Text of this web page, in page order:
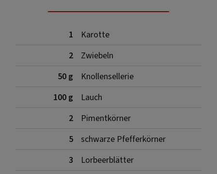
1
Karotte
2
Zwiebeln
50 g
Knollensellerie
100 g
Lauch
2
Pimentkörner
5
schwarze Pfefferkörner
3
Lorbeerblätter